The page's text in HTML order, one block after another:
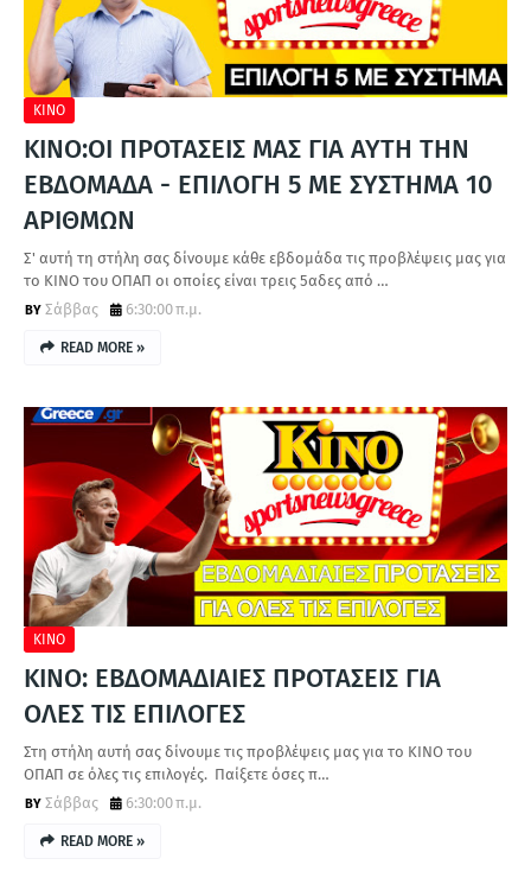
ΚΙΝΟ
ΚΙΝΟ:ΟΙ ΠΡΟΤΑΣΕΙΣ ΜΑΣ ΓΙΑ ΑΥΤΗ ΤΗΝ
ΕΒΔΟΜΑΔΑ - ΕΠΙΛΟΓΗ 5 ΜΕ ΣΥΣΤΗΜΑ 10
ΑΡΙΘΜΩΝ
Σ' αυτή τη στήλη σας δίνουμε κάθε εβδομάδα τις προβλέψεις μας για
το ΚΙΝΟ του ΟΠΑΠ οι οποίες είναι τρεις 5αδες από …
Σάββας
6:30:00 π.μ.
READ MORE »
ΚΙΝΟ
ΚΙΝΟ: ΕΒΔΟΜΑΔΙΑΙΕΣ ΠΡΟΤΑΣΕΙΣ ΓΙΑ
ΟΛΕΣ ΤΙΣ ΕΠΙΛΟΓΕΣ
Στη στήλη αυτή σας δίνουμε τις προβλέψεις μας για το ΚΙΝΟ του
ΟΠΑΠ σε όλες τις επιλογές. Παίξετε όσες π…
Σάββας
6:30:00 π.μ.
READ MORE »